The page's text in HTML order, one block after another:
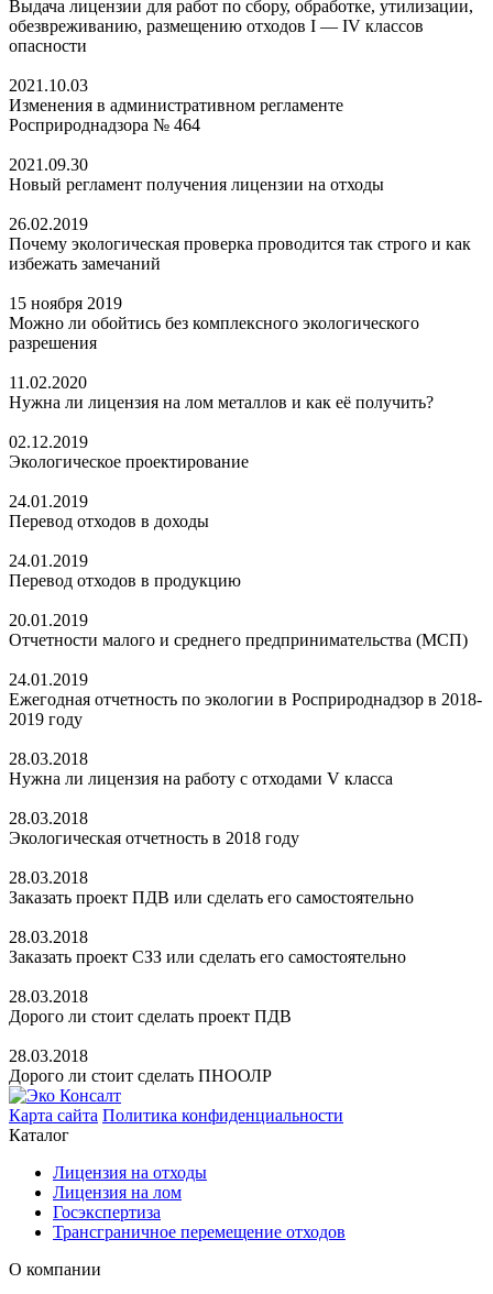
Выдача лицензии для работ по сбору, обработке, утилизации,
обезвреживанию, размещению отходов I — IV классов
опасности
2021.10.03
Изменения в административном регламенте
Росприроднадзора № 464
2021.09.30
Новый регламент получения лицензии на отходы
26.02.2019
Почему экологическая проверка проводится так строго и как
избежать замечаний
15 ноября 2019
Можно ли обойтись без комплексного экологического
разрешения
11.02.2020
Нужна ли лицензия на лом металлов и как её получить?
02.12.2019
Экологическое проектирование
24.01.2019
Перевод отходов в доходы
24.01.2019
Перевод отходов в продукцию
20.01.2019
Отчетности малого и среднего предпринимательства (МСП)
24.01.2019
Ежегодная отчетность по экологии в Росприроднадзор в 2018-
2019 году
28.03.2018
Нужна ли лицензия на работу с отходами V класса
28.03.2018
Экологическая отчетность в 2018 году
28.03.2018
Заказать проект ПДВ или сделать его самостоятельно
28.03.2018
Заказать проект СЗЗ или сделать его самостоятельно
28.03.2018
Дорого ли стоит сделать проект ПДВ
28.03.2018
Дорого ли стоит сделать ПНООЛР
Карта сайта Политика конфиденциальности
Каталог
Лицензия на отходы
Лицензия на лом
Госэкспертиза
Трансграничное перемещение отходов
О компании